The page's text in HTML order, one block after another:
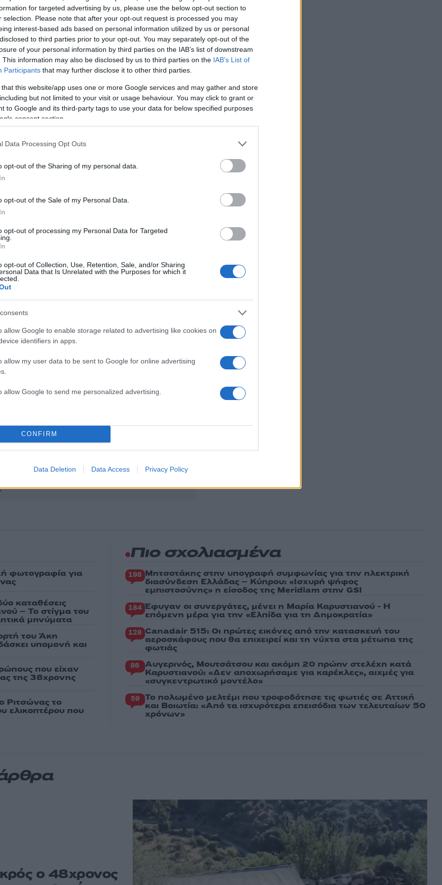
for targeted advertising by us, please use the below opt-out section to
selection. Please note that after your opt-out request is processed you may
interest-based ads based on personal information utilized by us or personal
to third parties prior to your opt-out. You may separately opt-out of the
of your personal information by third parties on the IAB’s list of downstream
This information may also be disclosed by us to third parties on the IAB’s List of
Participants that may further disclose it to other third parties.
that this website/app uses one or more Google services and may gather and store
but not limited to your visit or usage behaviour. You may click to grant or
to Google and its third-party tags to use your data for below specified purposes
consent section.
Data Processing Opt Outs
opt-out of the Sharing of my personal data.
opt-out of the Sale of my Personal Data.
opt-out of processing my Personal Data for Targeted
opt-out of Collection, Use, Retention, Sale, and/or Sharing
Data that Is Unrelated with the Purposes for which it
allow Google to enable storage related to advertising like cookies on
identifiers in apps.
allow my user data to be sent to Google for online advertising
allow Google to send me personalized advertising.
CONFIRM
Data Deletion Data Access Privacy Policy
ΔΙΑΦΗΜΙΣΗ
Σχολίασε εδώ
50 /50
Υποβολή σχολίου
από reCAPTCHA, ισχύουν Πολιτική Απορρήτου&Όροι Χρήσης
Ελλάδα
ΚΑΤΕΡΙΝΑ ΠΑΠΑΚΩΣΤΑ
ΣΤΡΑΤΟΣ ΜΑΥΡΟΕΙΔΑΚΟΣ
Share:
το Νewsit.gr στο Google Newsκαι ενημερωθείτε
φωτογραφία για
καταθέσεις
– Το στίγμα του
μηνύματα
του Άκη
υπομονή και
που είχαν
της 38χρονης
Ριτσώνας το
ελικοπτέρου που
Πιο σχολιασμένα
198 Μητσοτάκης στην υπογραφή συμφωνίας για την ηλεκτρική
διασύνδεση Ελλάδας – Κύπρου: «Ισχυρή ψήφος
εμπιστοσύνης» η είσοδος της Meridiam στην GSI
184 Έφυγαν οι συνεργάτες, μένει η Μαρία Καρυστιανού - Η
επόμενη μέρα για την «Ελπίδα για τη Δημοκρατία»
128 Canadair 515: Οι πρώτες εικόνες από την κατασκευή του
αεροσκάφους που θα επιχειρεί και τη νύχτα στα μέτωπα της
φωτιάς
86 Αυγερινός, Μουτσάτσου και ακόμη 20 πρώην στελέχη κατά
Καρυστιανού: «Δεν αποχωρήσαμε για καρέκλες», αιχμές για
«συγκεντρωτικό μοντέλο»
59 Το πολωμένο μελτέμι που τροφοδότησε τις φωτιές σε Αττική
και Βοιωτία: «Από τα ισχυρότερα επεισόδια των τελευταίων 50
χρόνων»
ο 48χρονος